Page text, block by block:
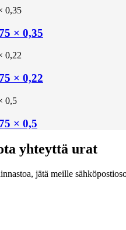
× 0,35
× 0,22
× 0,5
yhteyttä urat
jätä meille